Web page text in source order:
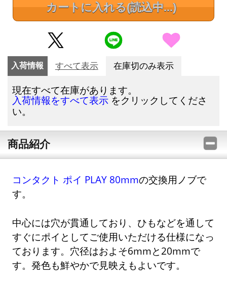
カートに入れる(読込中...)
入荷情報 すべて表示 在庫切のみ表示
現在すべて在庫があります。
入荷情報をすべて表示 をクリックしてくださ
い。
商品紹介
コンタクト ポイ PLAY 80mmの交換用ノブで
す。
中心には穴が貫通しており、ひもなどを通して
すぐにポイとしてご使用いただける仕様になっ
ております。穴径はおよそ6mmと20mmで
す。発色も鮮やかで見映えもよいです。